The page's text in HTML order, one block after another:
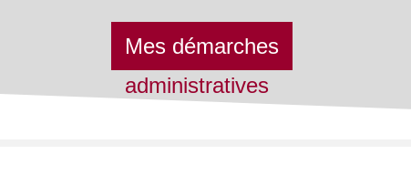
Mes démarches
administratives